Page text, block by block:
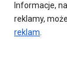
Informacje,
reklamy,
reklam.